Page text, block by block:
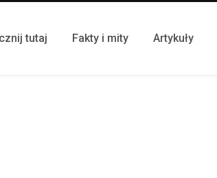
tutaj Fakty i mity Artykuły